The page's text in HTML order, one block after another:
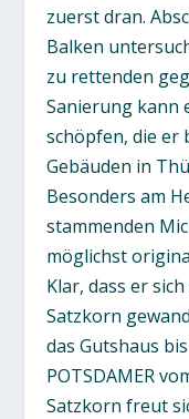
zuerst dran.
Balken
zu rettenden
Sanierung kann
schöpfen, die er
Gebäuden in
Besonders am
stammenden
möglichst
Klar, dass er
Satzkorn
das Gutshaus
POTSDAMER
Satzkorn freut